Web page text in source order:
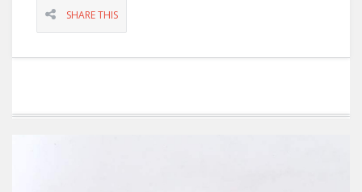
SHARE THIS